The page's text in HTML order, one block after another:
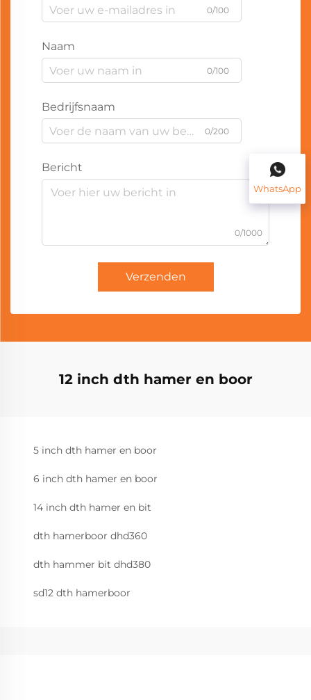
0/100
Naam
0/100
Bedrijfsnaam
0/200
Bericht
0/1000
Verzenden
12 inch dth hamer en boor
5 inch dth hamer en boor
6 inch dth hamer en boor
14 inch dth hamer en bit
dth hamerboor dhd360
dth hammer bit dhd380
sd12 dth hamerboor
WhatsApp